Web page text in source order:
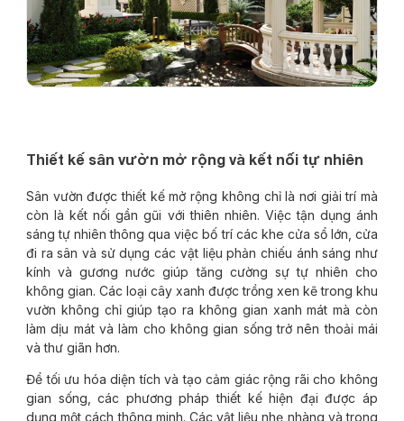
Thiết kế sân vườn mở rộng và kết nối tự nhiên
Sân vườn được thiết kế mở rộng không chỉ là nơi giải trí mà
còn là kết nối gần gũi với thiên nhiên. Việc tận dụng ánh
sáng tự nhiên thông qua việc bố trí các khe cửa sổ lớn, cửa
đi ra sân và sử dụng các vật liệu phản chiếu ánh sáng như
kính và gương nước giúp tăng cường sự tự nhiên cho
không gian. Các loại cây xanh được trồng xen kẽ trong khu
vườn không chỉ giúp tạo ra không gian xanh mát mà còn
làm dịu mát và làm cho không gian sống trở nên thoải mái
và thư giãn hơn.
Để tối ưu hóa diện tích và tạo cảm giác rộng rãi cho không
gian sống, các phương pháp thiết kế hiện đại được áp
dụng một cách thông minh. Các vật liệu nhẹ nhàng và trong